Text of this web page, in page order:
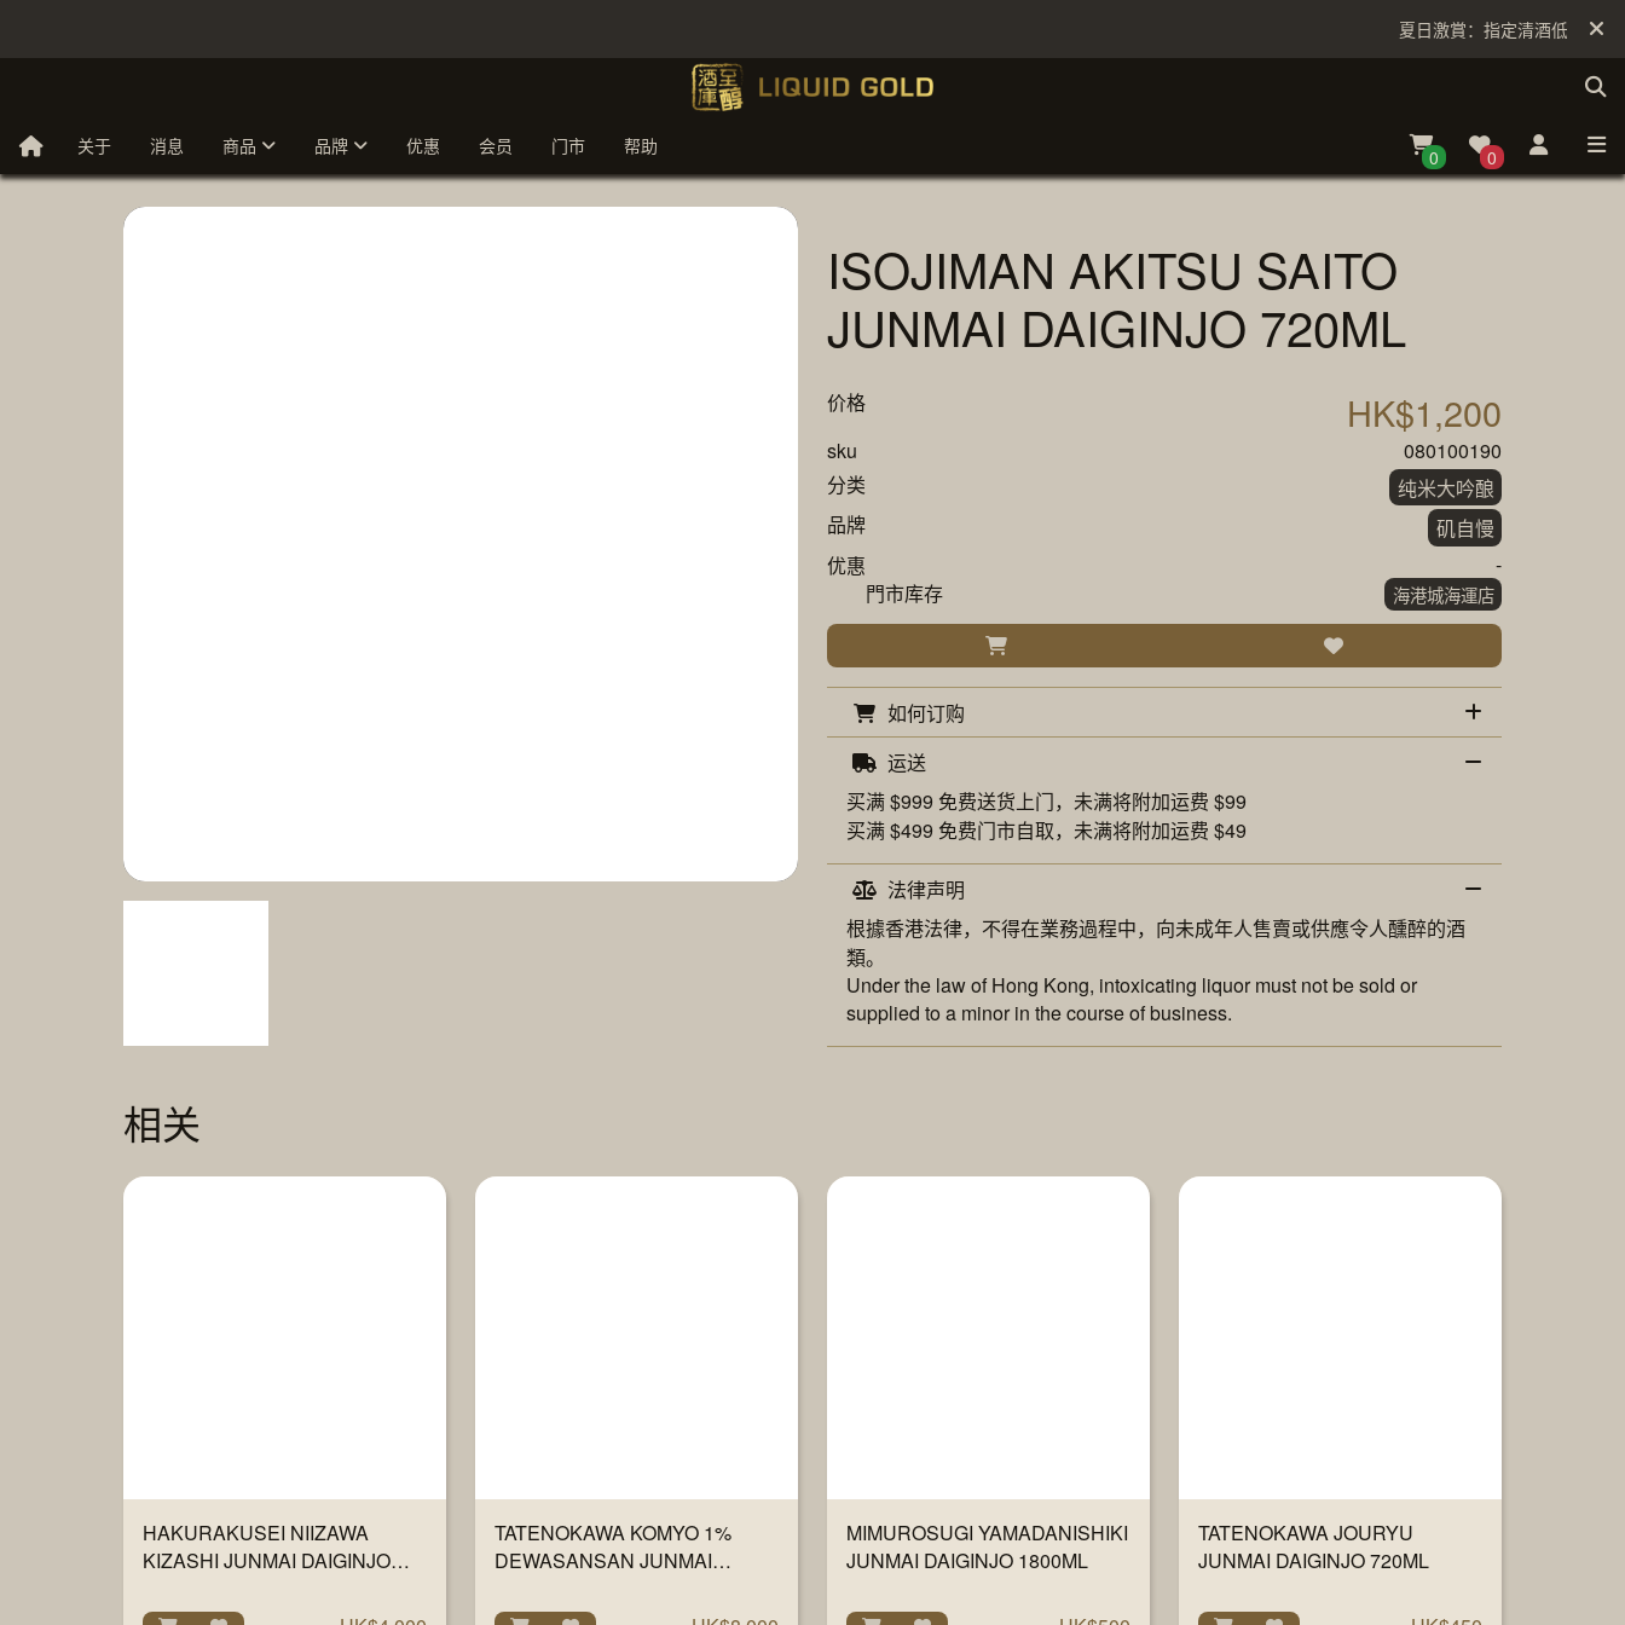
夏日激賞：指定清酒低至6折
关于 消息 商品 品牌 优惠 会员 门市 帮助 0 0
ISOJIMAN AKITSU SAITO
JUNMAI DAIGINJO 720ML
价格 HK$1,200
sku
080100190
分类
纯米大吟酿
品牌
矶自慢
优惠
-
門市库存
海港城海運店
如何订购
运送
买满 $999 免费送货上门，未满将附加运费 $99
买满 $499 免费门市自取，未满将附加运费 $49
法律声明
根據香港法律，不得在業務過程中，向未成年人售賣或供應令人醺醉的酒
類。
Under the law of Hong Kong, intoxicating liquor must not be sold or
supplied to a minor in the course of business.
相关
HAKURAKUSEI NIIZAWA
KIZASHI JUNMAI DAIGINJO
TATENOKAWA KOMYO 1%
DEWASANSAN JUNMAI
MIMUROSUGI YAMADANISHIKI
JUNMAI DAIGINJO 1800ML
TATENOKAWA JOURYU
JUNMAI DAIGINJO 720ML